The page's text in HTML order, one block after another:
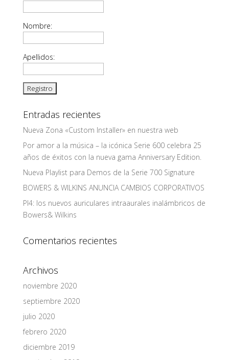
Nombre:
Apellidos:
Entradas recientes
Nueva Zona «Custom Installer» en nuestra web
Por amor a la música – la icónica Serie 600 celebra 25
años de éxitos con la nueva gama Anniversary Edition.
Nueva Playlist para Demos de la Serie 700 Signature
BOWERS & WILKINS ANUNCIA CAMBIOS CORPORATIVOS
PI4: los nuevos auriculares intraaurales inalámbricos de
Bowers& Wilkins
Comentarios recientes
Archivos
noviembre 2020
septiembre 2020
julio 2020
febrero 2020
diciembre 2019